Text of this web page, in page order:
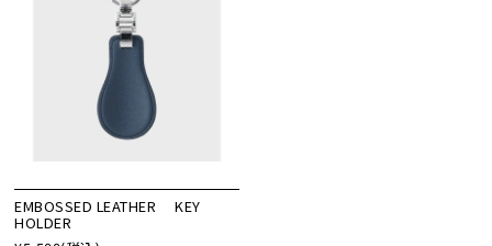
EMBOSSED LEATHER KEY
HOLDER